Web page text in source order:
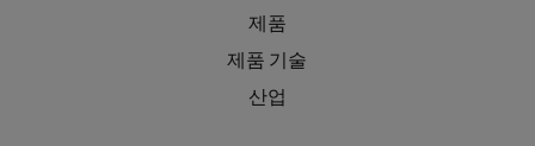
제품
제품 기술
산업